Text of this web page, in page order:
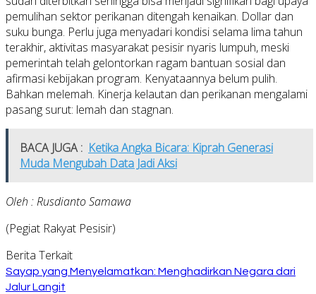
pemulihan sektor perikanan ditengah kenaikan. Dollar dan
suku bunga. Perlu juga menyadari kondisi selama lima tahun
terakhir, aktivitas masyarakat pesisir nyaris lumpuh, meski
pemerintah telah gelontorkan ragam bantuan sosial dan
afirmasi kebijakan program. Kenyataannya belum pulih.
Bahkan melemah. Kinerja kelautan dan perikanan mengalami
pasang surut: lemah dan stagnan.
BACA JUGA : Ketika Angka Bicara: Kiprah Generasi
Muda Mengubah Data Jadi Aksi
Oleh : Rusdianto Samawa
(Pegiat Rakyat Pesisir)
Berita Terkait
Sayap yang Menyelamatkan: Menghadirkan Negara dari
Jalur Langit